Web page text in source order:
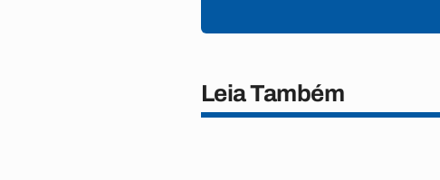
Leia Também